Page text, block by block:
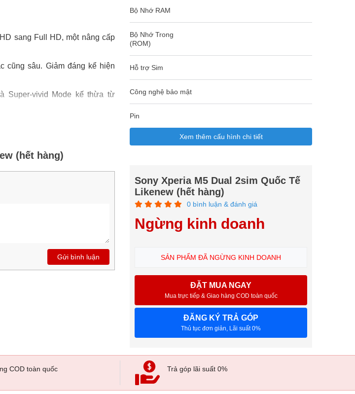
sang Full HD, một nâng cấp
cũng sâu. Giảm đáng kể hiện
Super-vivid Mode kế thừa từ
đạt hiệu quả ngay sau thao
camera đa số các máy cùng
Sony tích hợp vào máy.
tốc độ xung nhịp đạt 2 Ghz,
GPU vẫn chưa thật sự tốt nên
(hết hàng)
Gửi bình luận
Bộ Nhớ RAM
Bộ Nhớ Trong
(ROM)
Hỗ trợ Sim
Công nghệ bảo mật
Pin
Xem thêm cấu hình chi tiết
Sony Xperia M5 Dual 2sim Quốc Tế
Likenew (hết hàng)
0 bình luận & đánh giá
Ngừng kinh doanh
SẢN PHẨM ĐÃ NGỪNG KINH DOANH
ĐẶT MUA NGAY
Mua trực tiếp & Giao hàng COD toàn quốc
ĐĂNG KÝ TRẢ GÓP
Thủ tục đơn giản, Lãi suất 0%
COD toàn quốc Trả góp lãi suất 0%